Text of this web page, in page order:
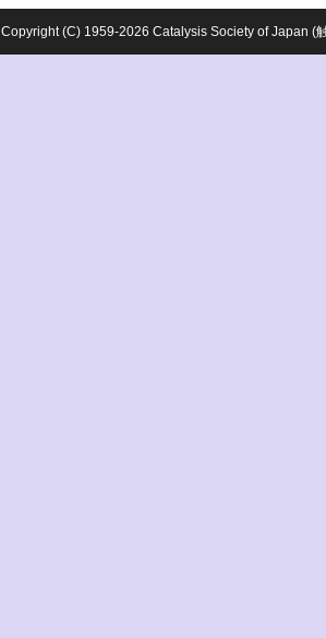
Copyright (C) 1959-2026 Catalysis Society of Japan (